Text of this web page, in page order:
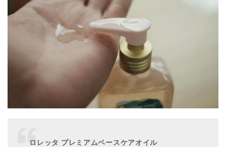
ロレッタ プレミアムベースケアオイル